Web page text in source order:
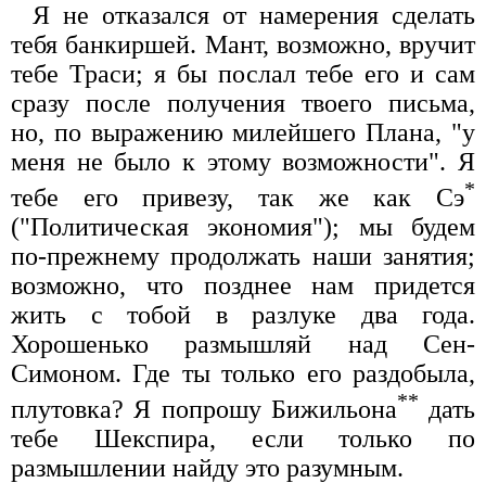
Я не отказался от намерения сделать
тебя банкиршей. Мант, возможно, вручит
тебе Траси; я бы послал тебе его и сам
сразу после получения твоего письма,
но, по выражению милейшего Плана, "у
меня не было к этому возможности". Я
тебе его привезу, так же как Сэ*
("Политическая экономия"); мы будем
по-прежнему продолжать наши занятия;
возможно, что позднее нам придется
жить с тобой в разлуке два года.
Хорошенько размышляй над Сен-
Симоном. Где ты только его раздобыла,
плутовка? Я попрошу Бижильона** дать
тебе Шекспира, если только по
размышлении найду это разумным.